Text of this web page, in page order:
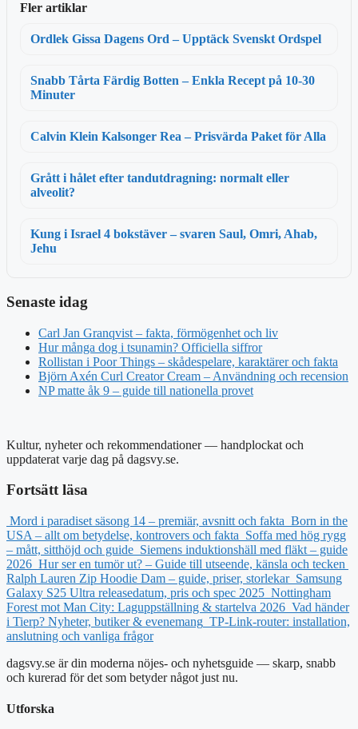
Fler artiklar
Ordlek Gissa Dagens Ord – Upptäck Svenskt Ordspel
Snabb Tårta Färdig Botten – Enkla Recept på 10-30
Minuter
Calvin Klein Kalsonger Rea – Prisvärda Paket för Alla
Grått i hålet efter tandutdragning: normalt eller
alveolit?
Kung i Israel 4 bokstäver – svaren Saul, Omri, Ahab,
Jehu
Senaste idag
Carl Jan Granqvist – fakta, förmögenhet och liv
Hur många dog i tsunamin? Officiella siffror
Rollistan i Poor Things – skådespelare, karaktärer och fakta
Björn Axén Curl Creator Cream – Användning och recension
NP matte åk 9 – guide till nationella provet
Kultur, nyheter och rekommendationer — handplockat och
uppdaterat varje dag på dagsvy.se.
Fortsätt läsa
Mord i paradiset säsong 14 – premiär, avsnitt och fakta Born in the
USA – allt om betydelse, kontrovers och fakta Soffa med hög rygg
– mått, sitthöjd och guide Siemens induktionshäll med fläkt – guide
2026 Hur ser en tumör ut? – Guide till utseende, känsla och tecken
Ralph Lauren Zip Hoodie Dam – guide, priser, storlekar Samsung
Galaxy S25 Ultra releasedatum, pris och spec 2025 Nottingham
Forest mot Man City: Laguppställning & startelva 2026 Vad händer
i Tierp? Nyheter, butiker & evenemang TP-Link-router: installation,
anslutning och vanliga frågor
dagsvy.se är din moderna nöjes- och nyhetsguide — skarp, snabb
och kurerad för det som betyder något just nu.
Utforska